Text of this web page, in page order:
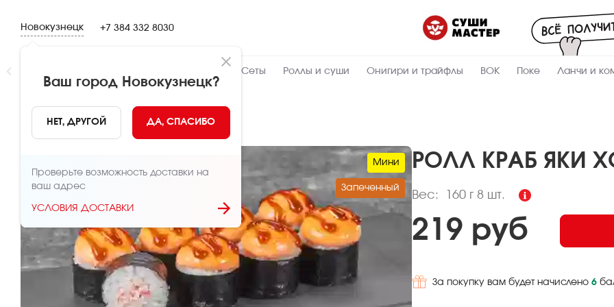
Новокузнецк
Ваш город Новокузнецк?
НЕТ, ДРУГОЙ ДА, СПАСИБО
Проверьте возможность доставки на
ваш адрес
УСЛОВИЯ ДОСТАВКИ
+7 384 332 8030
Сеты Роллы и суши Онигири и трайфлы ВОК Поке Ланчи и
НАЗАД
Мини
Запеченный
РОЛЛ КРАБ ЯКИ
Вес: 160 г8 шт.
Пищевая
160 Вес, г
297 Ккал
219 руб
За покупку вам будет начислено 6